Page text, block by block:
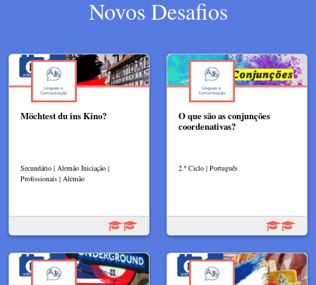
Novos Desafios
Möchtest du ins Kino?
Secundário | Alemão Iniciação |
Profissionais | Alemão
O que são as conjunções
coordenativas?
2.º Ciclo | Português